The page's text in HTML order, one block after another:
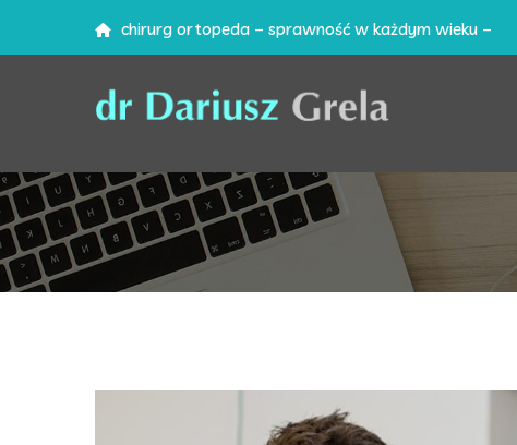
chirurg ortopeda – sprawność w każdym wieku –